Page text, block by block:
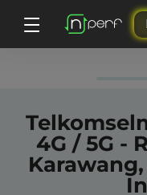
4G / 5G -